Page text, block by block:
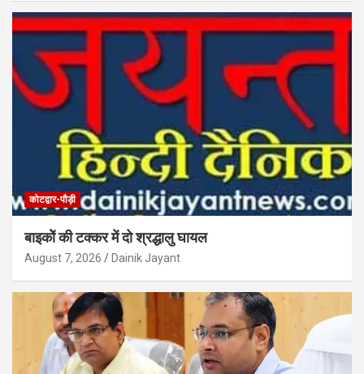
कोटद्वार-पौड़ी
बाइकोें की टक्कर में दो श्रद्धालु घायल
August 7, 2026 Dainik Jayant